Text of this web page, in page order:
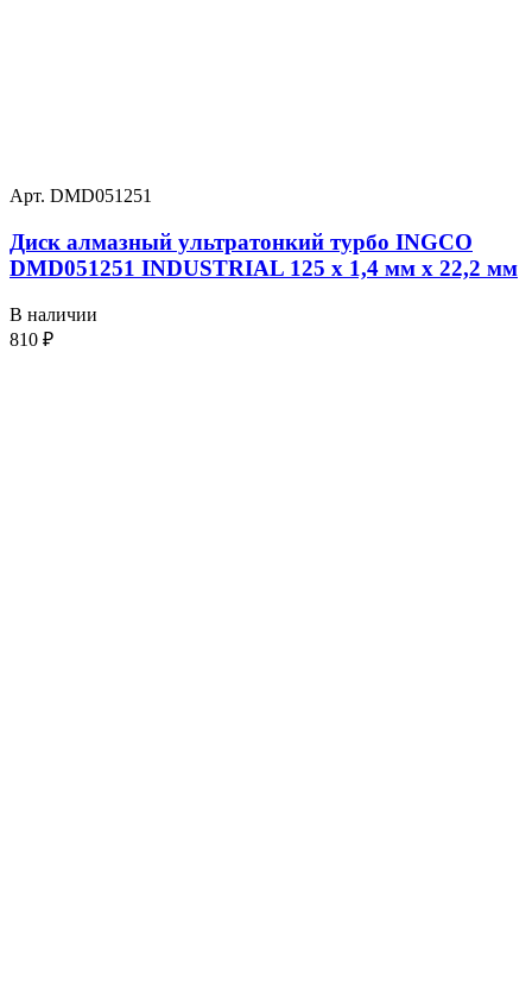
Арт. DMD051251
Диск алмазный ультратонкий турбо INGCO
DMD051251 INDUSTRIAL 125 х 1,4 мм x 22,2 мм
В наличии
810 ₽